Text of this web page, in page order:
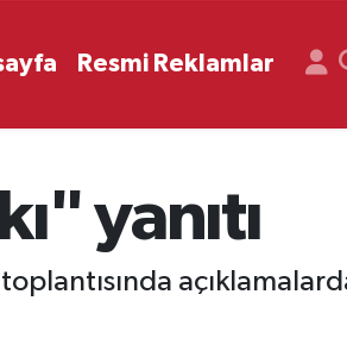
Resmi Reklamlar
yanıtı